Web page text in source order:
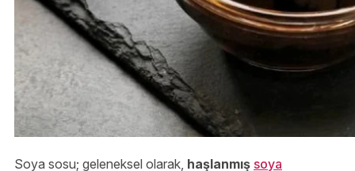
Soya sosu; geleneksel olarak, haşlanmış soya